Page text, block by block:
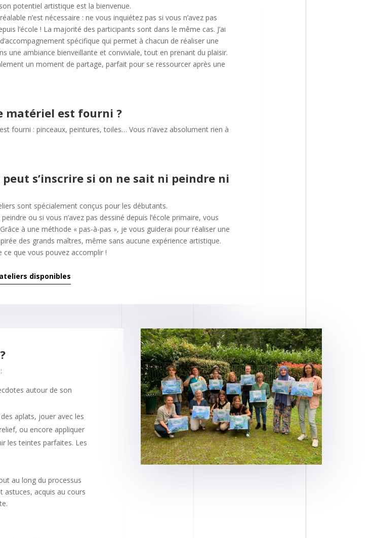
potentiel artistique est la bienvenue.
n’est nécessaire : ne vous inquiétez pas si vous n’avez pas
l’école ! La majorité des participants sont dans le même cas. J’ai
spécifique qui permet à chacun de réaliser une
une ambiance bienveillante et conviviale, tout en prenant du plaisir.
un moment de partage, parfait pour se ressourcer après une
matériel est fourni ?
fourni : pinceaux, peintures, toiles… Vous n’avez absolument rien à
peut s’inscrire si on ne sait ni peindre ni
sont spécialement conçus pour les débutants.
ou si vous n’avez pas dessiné depuis l’école primaire, vous
à une méthode « pas-à-pas », je vous guiderai pour réaliser une
des grands maîtres, même sans aucune expérience artistique.
ce que vous pouvez accomplir !
disponibles
autour de son
aplats, jouer avec les
ou encore appliquer
les teintes parfaites. Les
au long du processus
astuces, acquis au cours